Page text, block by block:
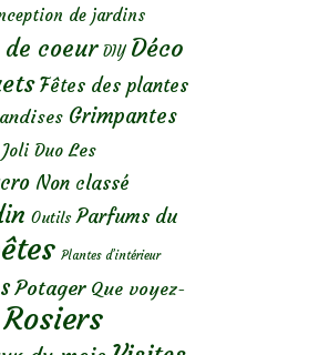
de jardins
de coeur DIY Déco
Fêtes des plantes
Grimpantes
Joli Duo Les
Non classé
Outils Parfums du
Plantes d’intérieur
Potager Que voyez-
Rosiers